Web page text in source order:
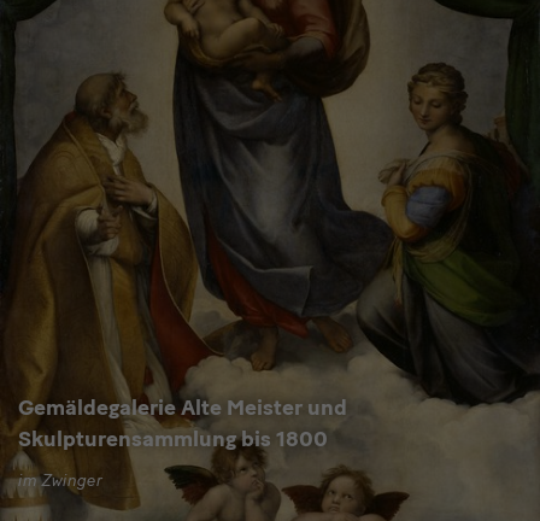
Gemäldegalerie Alte Meister und
Skulpturensammlung bis 1800
im Zwinger